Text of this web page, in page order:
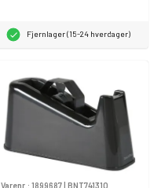
Fjernlager (15-24 hverdager)
Varenr.: 1899687 BNT741310